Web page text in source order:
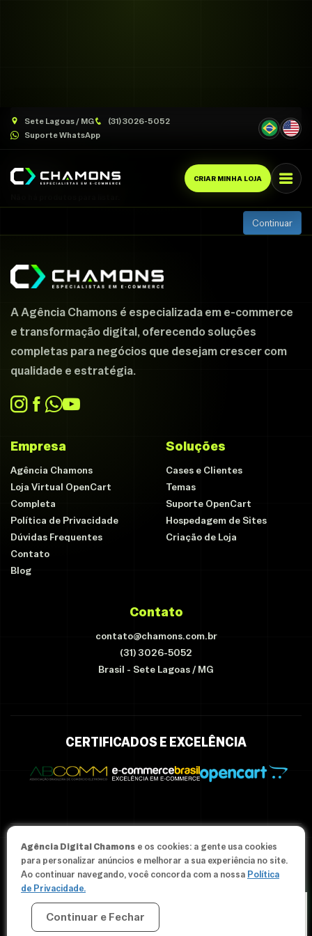
Sete Lagoas / MG
(31) 3026-5052
Suporte WhatsApp
CRIAR MINHA LOJA
Produtos por marca Asics
Asics
Continuar
A Agência Chamons é especializada em e-commerce
e transformação digital, oferecendo soluções
completas para negócios que desejam crescer com
qualidade e estratégia.
Empresa
Agência Chamons
Loja Virtual OpenCart
Completa
Política de Privacidade
Dúvidas Frequentes
Contato
Blog
Soluções
Cases e Clientes
Temas
Suporte OpenCart
Hospedagem de Sites
Criação de Loja
Contato
contato@chamons.com.br
(31) 3026-5052
Brasil - Sete Lagoas / MG
CERTIFICADOS E EXCELÊNCIA
© Since 2012-2026 Agência Chamons - Todos os direitos
reservados.
Agência Digital Chamons e os cookies: a gente usa cookies
para personalizar anúncios e melhorar a sua experiência no site.
Ao continuar navegando, você concorda com a nossa Política
de Privacidade.
Continuar e Fechar